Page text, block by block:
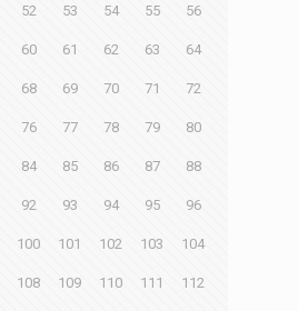
52 53 54 55 56
60 61 62 63 64
68 69 70 71 72
76 77 78 79 80
84 85 86 87 88
92 93 94 95 96
100 101 102 103 104
108 109 110 111 112